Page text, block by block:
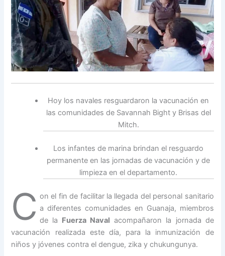
Hoy los navales resguardaron la vacunación en
las comunidades de Savannah Bight y Brisas del
Mitch.
Los infantes de marina brindan el resguardo
permanente en las jornadas de vacunación y de
limpieza en el departamento.
C on el fin de facilitar la llegada del personal sanitario
a diferentes comunidades en Guanaja, miembros
de la Fuerza Naval acompañaron la jornada de
vacunación realizada este día, para la inmunización de
niños y jóvenes contra el dengue, zika y chukungunya.